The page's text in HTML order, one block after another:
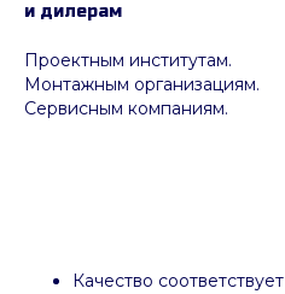
и дилерам
Проектным институтам.
Монтажным организациям.
Сервисным компаниям.
Качество соответствует